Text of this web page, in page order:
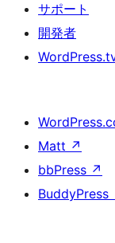
サポート
開発者
Matt ↗
bbPress ↗
BuddyPress